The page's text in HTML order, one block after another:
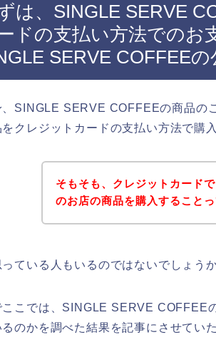
は、SINGLE SERVE
ドの支払い方法でのお
SERVE COFFEE
、SINGLE SERVE COFFEEの商品の
クレジットカードの支払い方法で購
そもそも、クレジットカード
のお店の商品を購入すること
っている人もいるのではないでしょう
ここでは、SINGLE SERVE COFFEE
るのかを調べた結果を記事にさせてい